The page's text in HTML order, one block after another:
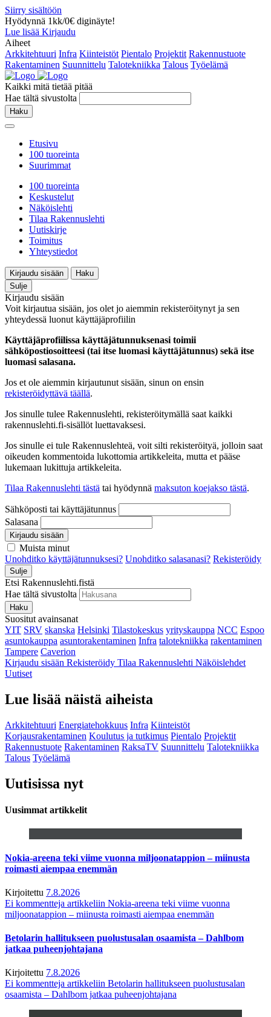
Siirry sisältöön
Hyödynnä 1kk/0€ diginäyte!
Lue lisää Kirjaudu
Aiheet
Arkkitehtuuri Infra Kiinteistöt Pientalo Projektit Rakennustuote
Rakentaminen Suunnittelu Talotekniikka Talous Työelämä
Kaikki mitä tietää pitää
Hae tältä sivustolta
Haku
Etusivu
100 tuoreinta
Suurimmat
100 tuoreinta
Keskustelut
Näköislehti
Tilaa Rakennuslehti
Uutiskirje
Toimitus
Yhteystiedot
Kirjaudu sisään
Haku
Sulje
Kirjaudu sisään
Voit kirjautua sisään, jos olet jo aiemmin rekisteröitynyt ja sen
yhteydessä luonut käyttäjäprofiilin
Käyttäjäprofiilissa käyttäjätunnuksenasi toimii
sähköpostiosoitteesi (tai itse luomasi käyttäjätunnus) sekä itse
luomasi salasana.
Jos et ole aiemmin kirjautunut sisään, sinun on ensin
rekisteröidyttävä täällä.
Jos sinulle tulee Rakennuslehti, rekisteröitymällä saat kaikki
rakennuslehti.fi-sisällöt luettavaksesi.
Jos sinulle ei tule Rakennuslehteä, voit silti rekisteröityä, jolloin saat
oikeuden kommentoida lukottomia artikkeleita, mutta et pääse
lukemaan lukittuja artikkeleita.
Tilaa Rakennuslehti tästä tai hyödynnä maksuton koejakso tästä.
Sähköposti tai käyttäjätunnus
Salasana
Kirjaudu sisään
Muista minut
Unohditko käyttäjätunnuksesi? Unohditko salasanasi? Rekisteröidy
Sulje
Etsi Rakennuslehti.fistä
Hae tältä sivustolta
Haku
Suositut avainsanat
YIT SRV skanska Helsinki Tilastokeskus yrityskauppa NCC Espoo
asuntokauppa asuntorakentaminen Infra talotekniikka rakentaminen
Tampere Caverion
Kirjaudu sisään Rekisteröidy Tilaa Rakennuslehti Näköislehdet
Uutiset
Lue lisää näistä aiheista
Arkkitehtuuri Energiatehokkuus Infra Kiinteistöt
Korjausrakentaminen Koulutus ja tutkimus Pientalo Projektit
Rakennustuote Rakentaminen RaksaTV Suunnittelu Talotekniikka
Talous Työelämä
Uutisissa nyt
Uusimmat artikkelit
Nokia-areena teki viime vuonna miljoonatappion – miinusta
roimasti aiempaa enemmän
Kirjoitettu 7.8.2026
Ei kommentteja artikkeliin Nokia-areena teki viime vuonna
miljoonatappion – miinusta roimasti aiempaa enemmän
Betolarin hallitukseen puolustusalan osaamista – Dahlbom
jatkaa puheenjohtajana
Kirjoitettu 7.8.2026
Ei kommentteja artikkeliin Betolarin hallitukseen puolustusalan
osaamista – Dahlbom jatkaa puheenjohtajana